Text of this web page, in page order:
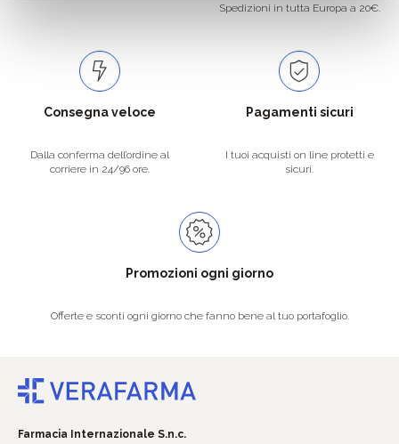
Spedizioni in tutta Europa a 20€.
Consegna veloce
Dalla conferma dell’ordine al
corriere in 24/96 ore.
Pagamenti sicuri
I tuoi acquisti on line protetti e
sicuri.
Promozioni ogni giorno
Offerte e sconti ogni giorno che fanno bene al tuo portafoglio.
Farmacia Internazionale S.n.c.